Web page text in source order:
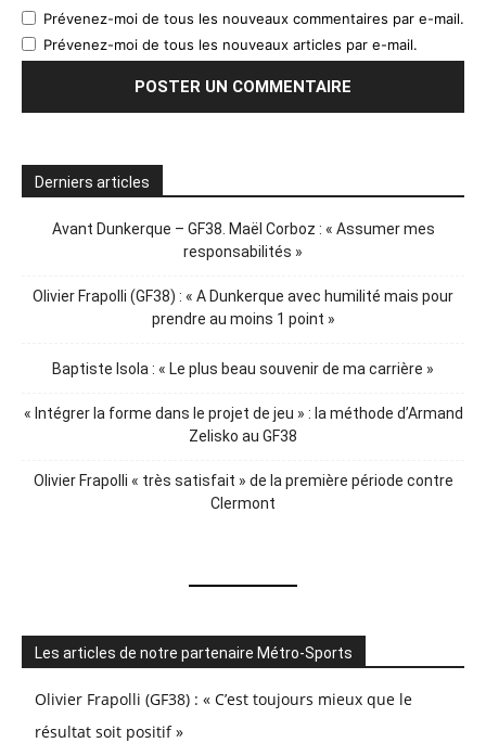
Prévenez-moi de tous les nouveaux commentaires par e-mail.
Prévenez-moi de tous les nouveaux articles par e-mail.
Derniers articles
Avant Dunkerque – GF38. Maël Corboz : « Assumer mes
responsabilités »
Olivier Frapolli (GF38) : « A Dunkerque avec humilité mais pour
prendre au moins 1 point »
Baptiste Isola : « Le plus beau souvenir de ma carrière »
« Intégrer la forme dans le projet de jeu » : la méthode d’Armand
Zelisko au GF38
Olivier Frapolli « très satisfait » de la première période contre
Clermont
Les articles de notre partenaire Métro-Sports
Olivier Frapolli (GF38) : « C’est toujours mieux que le
résultat soit positif »